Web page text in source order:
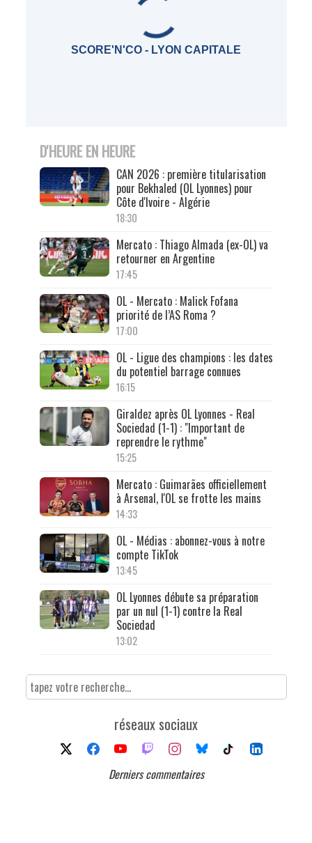
SCORE'N'CO - LYON CAPITALE
D'HEURE EN HEURE
CAN 2026 : première titularisation
pour Bekhaled (OL Lyonnes) pour
Côte d'Ivoire - Algérie
18:30
Mercato : Thiago Almada (ex-OL) va
retourner en Argentine
17:45
OL - Mercato : Malick Fofana
priorité de l’AS Roma ?
17:00
OL - Ligue des champions : les dates
du potentiel barrage connues
16:15
Giraldez après OL Lyonnes - Real
Sociedad (1-1) : "Important de
reprendre le rythme"
15:25
Mercato : Guimarães officiellement
à Arsenal, l'OL se frotte les mains
14:33
OL - Médias : abonnez-vous à notre
compte TikTok
13:45
OL Lyonnes débute sa préparation
par un nul (1-1) contre la Real
Sociedad
13:02
réseaux sociaux
Derniers commentaires